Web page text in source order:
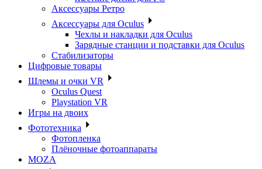
Аксессуары Ретро
Аксессуары для Oculus
Чехлы и накладки для Oculus
Зарядные станции и подставки для Oculus
Стабилизаторы
Цифровые товары
Шлемы и очки VR
Oculus Quest
Playstation VR
Игры на двоих
Фототехника
Фотопленка
Плёночные фотоаппараты
MOZA